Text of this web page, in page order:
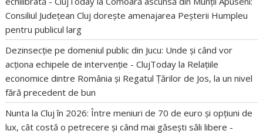
Consiliul Județean Cluj dorește amenajarea Peșterii Humpleu
pentru publicul larg
Dezinsecție pe domeniul public din Jucu: Unde și când vor
acționa echipele de intervenție - ClujToday la Relațiile
economice dintre România și Regatul Țărilor de Jos, la un nivel
fără precedent de bun
Nunta la Cluj în 2026: Între meniuri de 70 de euro și opțiuni de
lux, cât costă o petrecere și când mai găsești săli libere -